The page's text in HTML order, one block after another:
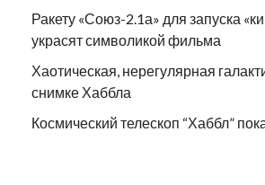
Ракету «Союз-2.1а» для запуска
украсят символикой фильма
Хаотическая, нерегулярная
снимке Хаббла
Космический телескоп “Хаббл”